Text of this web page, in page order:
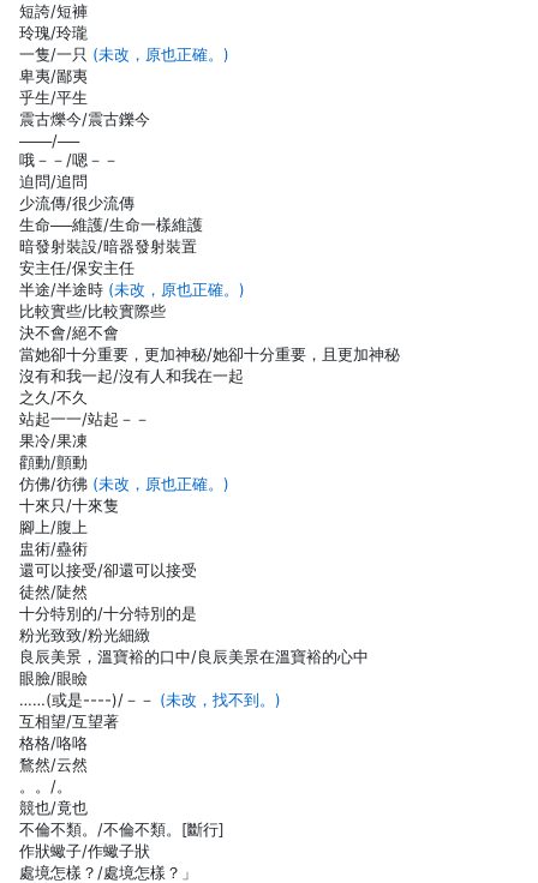
短誇/短褲
玲瑰/玲瓏
一隻/一只 (未改，原也正確。)
卑夷/鄙夷
乎生/平生
震古爍今/震古鑠今
───/──
哦－－/嗯－－
迫問/追問
少流傳/很少流傳
生命──維護/生命一樣維護
暗發射裝設/暗器發射裝置
安主任/保安主任
半途/半途時 (未改，原也正確。)
比較實些/比較實際些
決不會/絕不會
當她卻十分重要，更加神秘/她卻十分重要，且更加神秘
沒有和我一起/沒有人和我在一起
之久/不久
站起一一/站起－－
果冷/果凍
顴動/顫動
仿佛/彷彿 (未改，原也正確。)
十來只/十來隻
腳上/腹上
盅術/蠱術
還可以接受/卻還可以接受
徒然/陡然
十分特別的/十分特別的是
粉光致致/粉光細緻
良辰美景，溫寶裕的口中/良辰美景在溫寶裕的心中
眼臉/眼瞼
……(或是----)/－－ (未改，找不到。)
互相望/互望著
格格/咯咯
鶩然/云然
。。/。
競也/竟也
不倫不類。/不倫不類。[斷行]
作狀蠍子/作蠍子狀
處境怎樣？/處境怎樣？」